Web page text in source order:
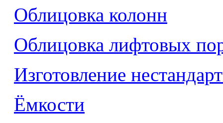
Облицовка колонн
Облицовка лифтовых
Изготовление
Ёмкости